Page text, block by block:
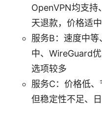
OpenVPN均支持
天退款，价格适中
服务B：速度中
中、WireGuard
选项较多
服务C：价格低
但稳定性不足、